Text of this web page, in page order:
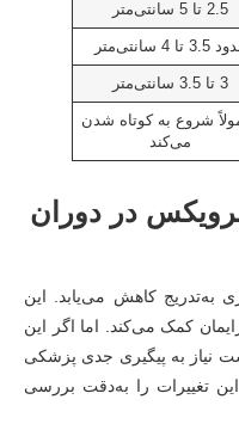
2.5 تا 5 سانتی‌متر
تا 4 سانتی‌متر
3 تا 3.5 سانتی‌متر
شروع به کوتاه شدن
می‌کند
در دوران
به‌تدریج کاهش می‌یابد. این
کمک می‌کند. اما اگر این
نیاز به پیگیری جدی پزشکی
تغییرات را به‌دقت بررسی